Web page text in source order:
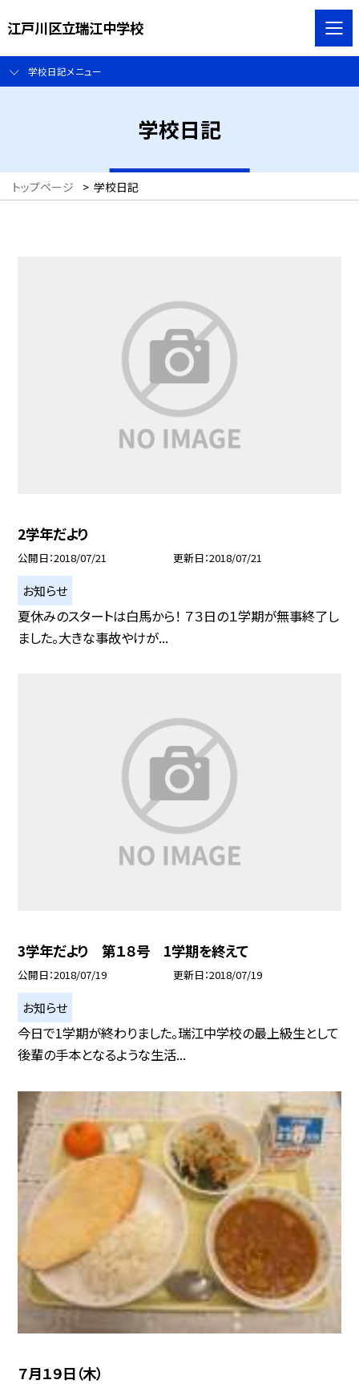
江戸川区立瑞江中学校
学校日記メニュー
学校日記
トップページ > 学校日記
2学年だより
公開日 2018/07/21 更新日 2018/07/21
お知らせ
夏休みのスタートは白馬から！ ７３日の１学期が無事終了し
ました。大きな事故やけが...
3学年だより 第１８号 1学期を終えて
公開日 2018/07/19 更新日 2018/07/19
お知らせ
今日で1学期が終わりました。瑞江中学校の最上級生として
後輩の手本となるような生活...
７月１９日（木）